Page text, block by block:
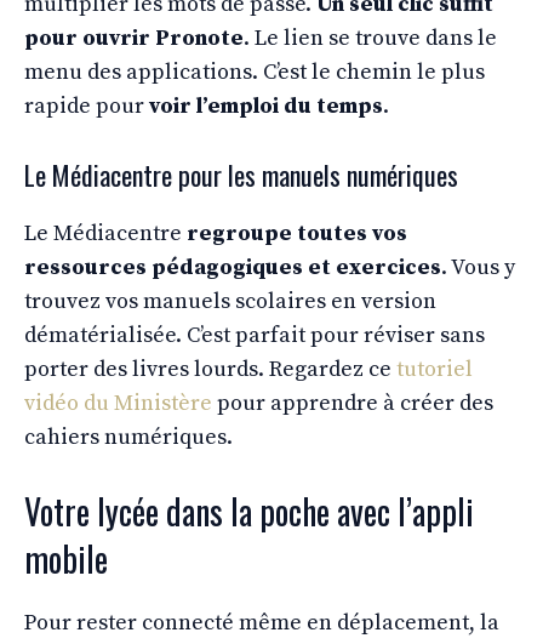
pour ouvrir Pronote. Le lien se trouve dans le
menu des applications. C’est le chemin le plus
rapide pourvoir l’emploi du temps.
Le Médiacentre pour les manuels numériques
Le Médiacentre regroupe toutes vos
ressources pédagogiques et exercices. Vous y
trouvez vos manuels scolaires en version
dématérialisée. C’est parfait pour réviser sans
porter des livres lourds. Regardez ce tutoriel
vidéo du Ministère pour apprendre à créer des
cahiers numériques.
Votre lycée dans la poche avec l’appli
mobile
Pour rester connecté même en déplacement, la